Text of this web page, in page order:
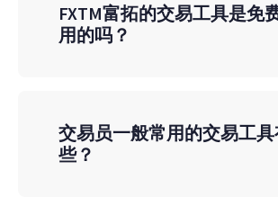
FXTM富拓的交易工具是免
用的吗？
交易员一般常用的交易工
些？